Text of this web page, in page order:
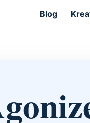
Blog